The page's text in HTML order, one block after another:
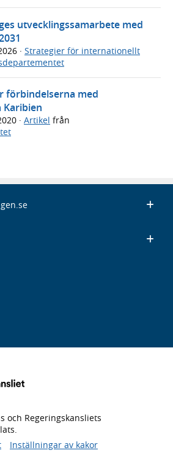
utvecklingssamarbete med
· Strategier för internationellt
förbindelserna med
Karibien
· Artikel från
och Regeringskansliets
Inställningar av kakor